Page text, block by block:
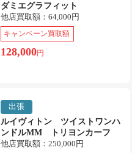
ダミエグラフィット
他店買取額： 64,000円
キャンペーン買取額
128,000円
出張
ルイヴィトン ツイストワンハ
ンドルMM トリヨンカーフ
他店買取額： 250,000円